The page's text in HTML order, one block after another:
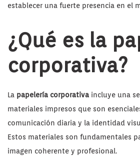
establecer una fuerte presencia en el
¿Qué es la
corporativa?
La papelería corporativa incluye una
materiales impresos que son
comunicación diaria y la identidad
Estos materiales son fundamentales
imagen coherente y profesional.